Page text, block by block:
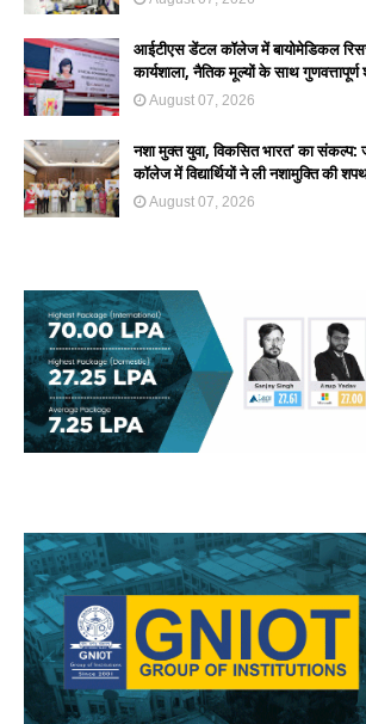
आईटीएस डेंटल कॉलेज में बायोमेडिकल
कार्यशाला, नैतिक मूल्यों के साथ गुणवत्तापूर्ण
August 07, 2026
नशा मुक्त युवा, विकसित भारत' का संकल्प:
कॉलेज में विद्यार्थियों ने ली नशामुक्ति की
August 07, 2026